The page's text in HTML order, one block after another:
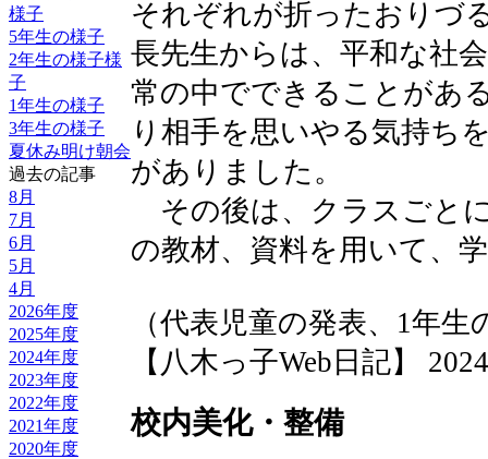
様子
5年生の様子
2年生の様子様
子
1年生の様子
3年生の様子
夏休み明け朝会
過去の記事
8月
7月
6月
5月
4月
2026年度
2025年度
2024年度
2023年度
2022年度
2021年度
2020年度
それぞれが折ったおりづ
長先生からは、平和な社
常の中でできることがあ
り相手を思いやる気持ち
がありました。
その後は、クラスごと
の教材、資料を用いて、
（代表児童の発表、1年生
【八木っ子Web日記】
校内美化・整備